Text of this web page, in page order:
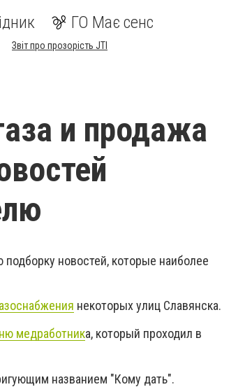
ГО Має сенс
Звіт про прозорість JTI
и продажа
новостей, которые наиболее
некоторых улиц Славянска.
медработника, который проходил в
названием "Кому дать".